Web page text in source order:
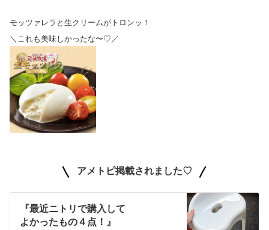
モッツァレラと生クリームがトロンッ！
＼これも美味しかったな〜♡／
​アメトピ掲載されました♡
『最近ニトリで購入して
よかったもの４点！』